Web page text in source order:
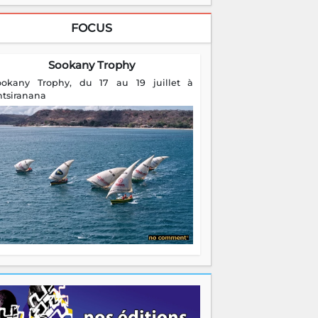
FOCUS
Sookany Trophy
Trophy, du 17 au 19 juillet à